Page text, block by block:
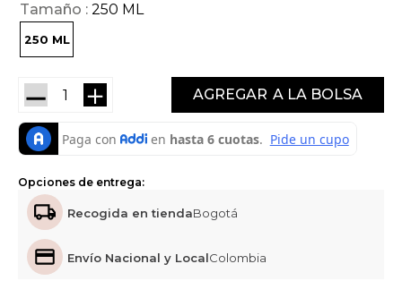
Tamaño 250 ML
250 ML
＋
－ AGREGAR
Opciones de entrega:
Recogida en tiendaBogotá
Envío Nacional y LocalColombia